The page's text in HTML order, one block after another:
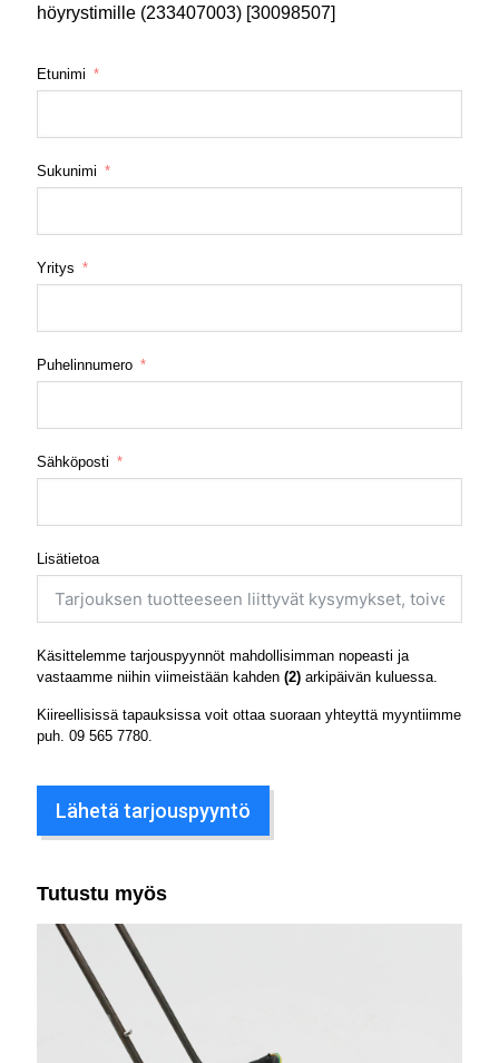
höyrystimille (233407003) [30098507]
Etunimi
Sukunimi
Yritys
Puhelinnumero
Sähköposti
Lisätietoa
Käsittelemme tarjouspyynnöt mahdollisimman nopeasti ja
vastaamme niihin viimeistään kahden (2) arkipäivän kuluessa.
Kiireellisissä tapauksissa voit ottaa suoraan yhteyttä myyntiimme
puh. 09 565 7780
Lähetä tarjouspyyntö
Tutustu myös